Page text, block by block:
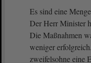
Es sind eine
Der Herr Minister
Die Maßnahmen
weniger
zweifelsohne eine